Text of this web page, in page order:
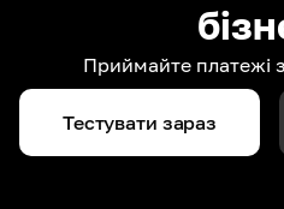
Приймайте платежі
Тестувати зараз